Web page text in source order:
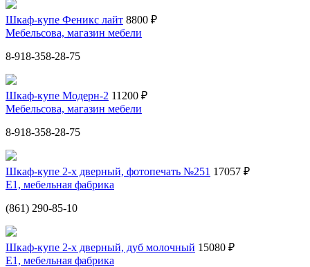
Шкаф-купе Феникс лайт 8800 ₽
Мебельсова, магазин мебели
8-918-358-28-75
Шкаф-купе Модерн-2 11200 ₽
Мебельсова, магазин мебели
8-918-358-28-75
Шкаф-купе 2-х дверный, фотопечать №251 17057 ₽
Е1, мебельная фабрика
(861) 290-85-10
Шкаф-купе 2-х дверный, дуб молочный 15080 ₽
Е1, мебельная фабрика